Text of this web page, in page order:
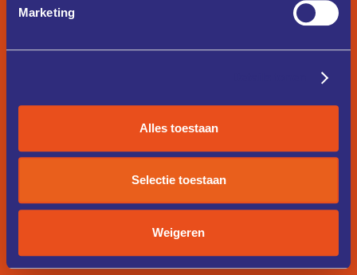
Marketing
Alles toestaan
Selectie toestaan
Weigeren